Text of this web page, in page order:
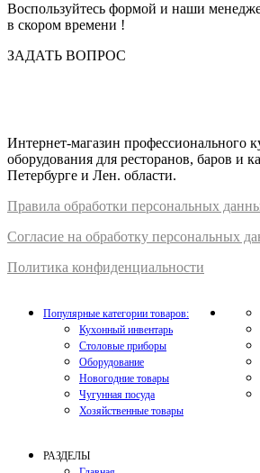
Воспользуйтесь формой и наши
в скором времени !
ЗАДАТЬ ВОПРОС
Интернет-магазин профессионального
оборудования для ресторанов, баров и
Петербурге и Лен. области.
Правила обработки персональных да
Согласие на обработку персональных
Политика конфиденциальности
Популярные категории товаров:
Кухонный инвентарь
Столовые приборы
Оборудование
Новогодние товары
Чугунная посуда
Хозяйственные товары
РАЗДЕЛЫ